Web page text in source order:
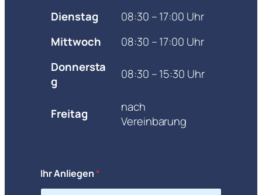
Dienstag
08:30 – 17:00 Uhr
Mittwoch
08:30 – 17:00 Uhr
Donnersta
g
08:30 – 15:30 Uhr
Freitag
nach
Vereinbarung
Ihr Anliegen*